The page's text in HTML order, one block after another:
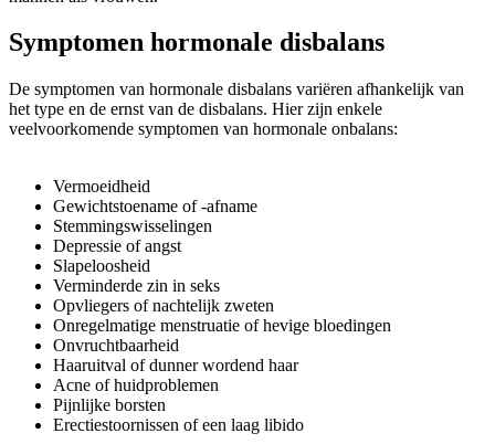
Symptomen hormonale disbalans
De symptomen van hormonale disbalans variëren afhankelijk van
het type en de ernst van de disbalans. Hier zijn enkele
veelvoorkomende symptomen van hormonale onbalans:
Vermoeidheid
Gewichtstoename of -afname
Stemmingswisselingen
Depressie of angst
Slapeloosheid
Verminderde zin in seks
Opvliegers of nachtelijk zweten
Onregelmatige menstruatie of hevige bloedingen
Onvruchtbaarheid
Haaruitval of dunner wordend haar
Acne of huidproblemen
Pijnlijke borsten
Erectiestoornissen of een laag libido